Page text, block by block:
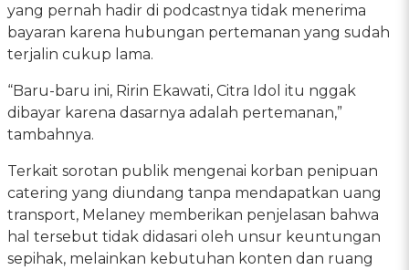
yang pernah hadir di podcastnya tidak menerima
bayaran karena hubungan pertemanan yang sudah
terjalin cukup lama.
“Baru-baru ini, Ririn Ekawati, Citra Idol itu nggak
dibayar karena dasarnya adalah pertemanan,”
tambahnya.
Terkait sorotan publik mengenai korban penipuan
catering yang diundang tanpa mendapatkan uang
transport, Melaney memberikan penjelasan bahwa
hal tersebut tidak didasari oleh unsur keuntungan
sepihak, melainkan kebutuhan konten dan ruang